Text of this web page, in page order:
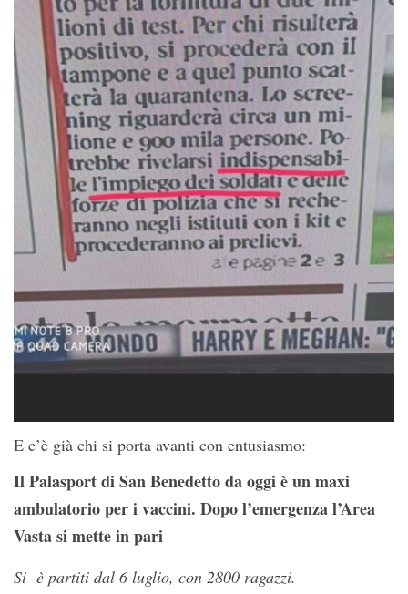
E c’è già chi si porta avanti con entusiasmo:
Il Palasport di San Benedetto da oggi è un maxi
ambulatorio per i vaccini. Dopo l’emergenza l’Area
Vasta si mette in pari
Si è partiti dal 6 luglio, con 2800 ragazzi.